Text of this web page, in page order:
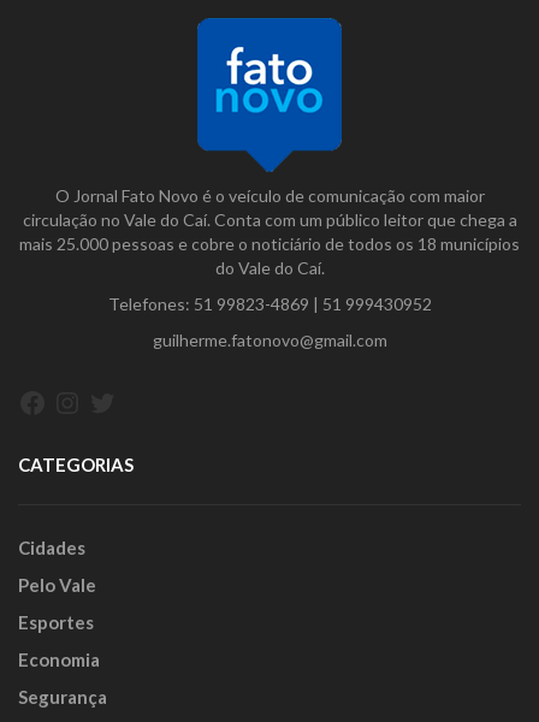
O Jornal Fato Novo é o veículo de comunicação com maior
circulação no Vale do Caí. Conta com um público leitor que chega a
mais 25.000 pessoas e cobre o noticiário de todos os 18 municípios
do Vale do Caí.
Telefones: 51 99823-4869 | 51 999430952
guilherme.fatonovo@gmail.com
CATEGORIAS
Cidades
Pelo Vale
Esportes
Economia
Segurança